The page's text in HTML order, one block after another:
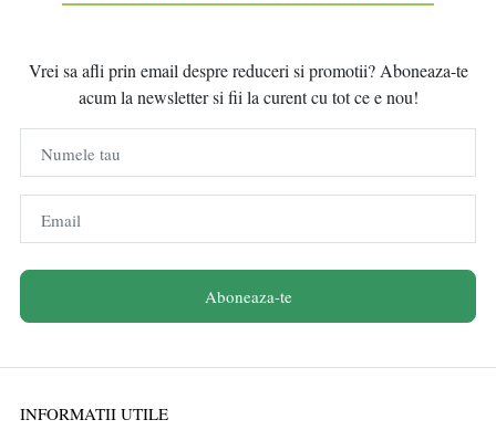
Vrei sa afli prin email despre reduceri si promotii? Aboneaza-te
acum la newsletter si fii la curent cu tot ce e nou!
Numele tau
Email
Aboneaza-te
INFORMATII UTILE